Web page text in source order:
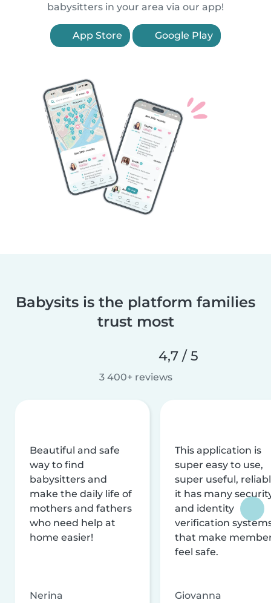
babysitters in your area via our app!
App Store Google Play
Babysits is the platform families
trust most
4,7 / 5
3 400+ reviews
Beautiful and safe
way to find
babysitters and
make the daily life of
mothers and fathers
who need help at
home easier!
Nerina
This application is
super easy to use,
super useful,
it has many
and identity
verification
that make
feel safe.
Giovanna